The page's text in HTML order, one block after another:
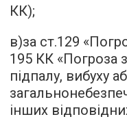
КК);
в)за ст.129
195 КК
підпалу, вибуху
інших